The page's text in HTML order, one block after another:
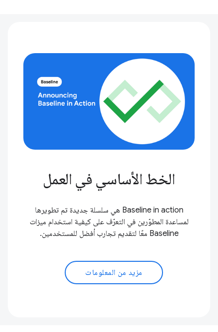
الخط الأساسي في العمل
‫Baseline in action هي سلسلة جديدة تم تطويرها
لمساعدة المطوّرين في التعرّف على كيفية استخدام ميزات
Baseline معًا لتقديم تجارب أفضل للمستخدمين.
مزيد من المعلومات